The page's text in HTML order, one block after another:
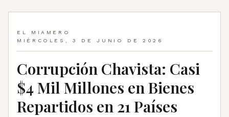
EL MIAMERO
MIÉRCOLES, 3 DE JUNIO DE 2026
Corrupción Chavista: Casi
$4 Mil Millones en Bienes
Repartidos en 21 Países